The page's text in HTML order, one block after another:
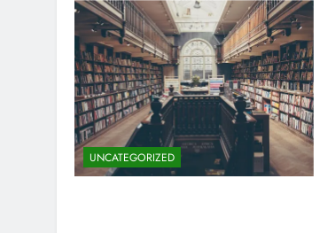
UNCATEGORIZED